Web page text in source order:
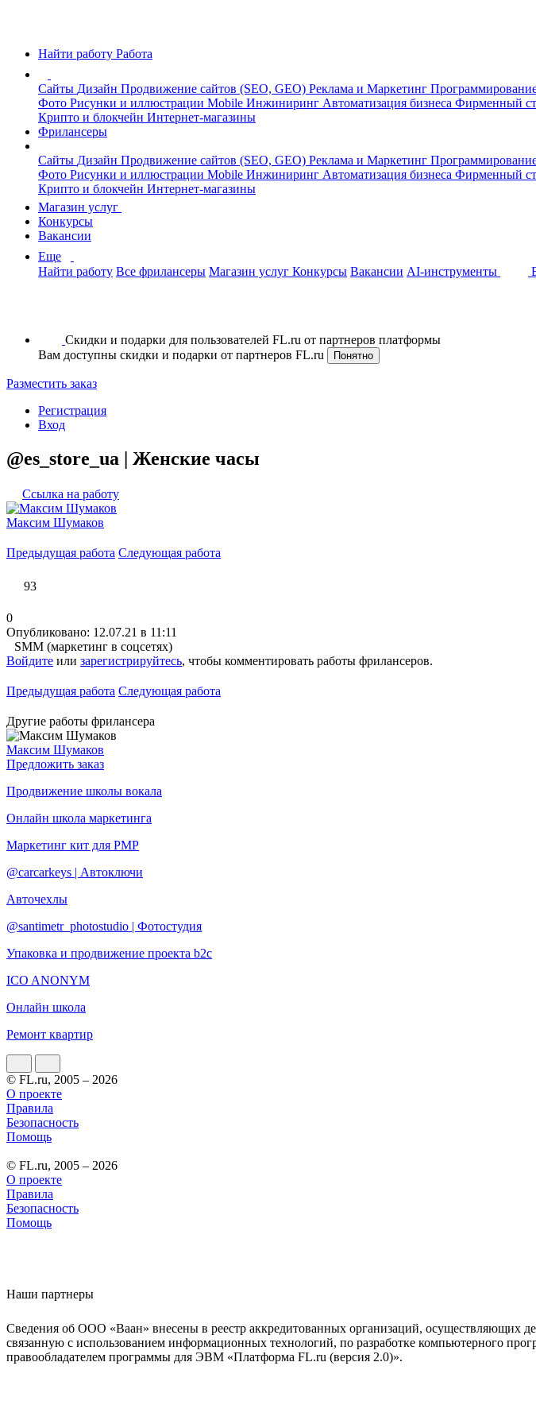
Найти работу Работа
Сайты Дизайн Продвижение сайтов (SEO, GEO) Реклама и Маркетинг
Фото Рисунки и иллюстрации Mobile Инжиниринг Автоматизация бизнеса Фирменный
Крипто и блокчейн Интернет-магазины
Фрилансеры
Сайты Дизайн Продвижение сайтов (SEO, GEO) Реклама и Маркетинг
Фото Рисунки и иллюстрации Mobile Инжиниринг Автоматизация бизнеса Фирменный
Крипто и блокчейн Интернет-магазины
Магазин услуг
Конкурсы
Вакансии
Еще
Найти работу Все фрилансеры Магазин услуг Конкурсы Вакансии AI-инструменты
Скидки и подарки для пользователей FL.ru от партнеров платформы
Вам доступны скидки и подарки от партнеров FL.ru
Понятно
Разместить заказ
Регистрация
Вход
@es_store_ua | Женские часы
Ссылка на работу
Максим Шумаков
Предыдущая работа Следующая работа
93
0
Опубликовано: 12.07.21 в 11:11
SMM (маркетинг в соцсетях)
Войдите или зарегистрируйтесь, чтобы комментировать работы фрилансеров.
Предыдущая работа Следующая работа
Другие работы фрилансера
Максим Шумаков
Предложить заказ
Продвижение школы вокала
Онлайн школа маркетинга
Маркетинг кит для PMP
@carcarkeys | Автоключи
Авточехлы
@santimetr_photostudio | Фотостудия
Упаковка и продвижение проекта b2c
ICO ANONYM
Онлайн школа
Ремонт квартир
© FL.ru, 2005 – 2026
О проекте
Правила
Безопасность
Помощь
© FL.ru, 2005 – 2026
О проекте
Правила
Безопасность
Помощь
Наши партнеры
Сведения об ООО «Ваан» внесены в реестр аккредитованных организаций, осуществляющих
связанную с использованием информационных технологий, по разработке компьютерного
правообладателем программы для ЭВМ «Платформа FL.ru (версия 2.0)».